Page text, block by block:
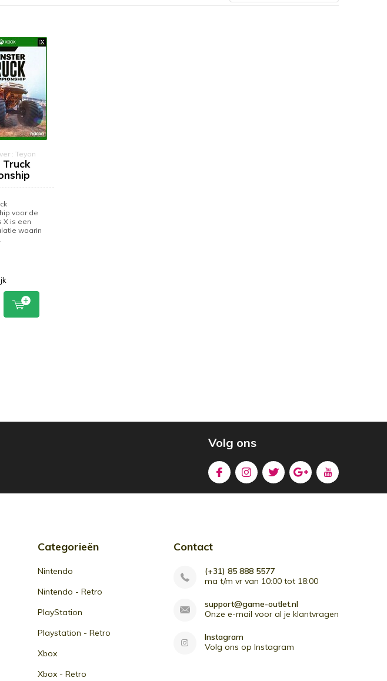
: Teyon
Truck
voor de
X is een
waarin
Volg ons
Categorieën
Nintendo
Nintendo - Retro
PlayStation
Playstation - Retro
Xbox
Xbox - Retro
Contact
(+31) 85 888 5577
ma t/m vr van 10:00 tot 18:00
support@game-outlet.nl
Onze e-mail voor al je klantvragen
Instagram
Volg ons op Instagram